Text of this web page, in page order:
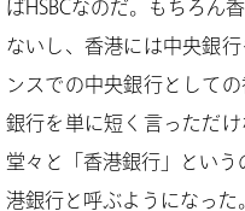
ばHSBCなのだ。もちろん
ないし、香港には中央銀
ンスでの中央銀行として
銀行を単に短く言っただ
堂々と「香港銀行」という
港銀行と呼ぶようになった